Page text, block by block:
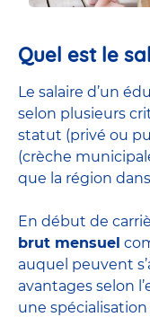
Quel est le
Le salaire d’un
selon plusieurs
statut (privé ou
(crèche
que la région
En début de
brut mensuel
auquel peuvent
avantages selon
une